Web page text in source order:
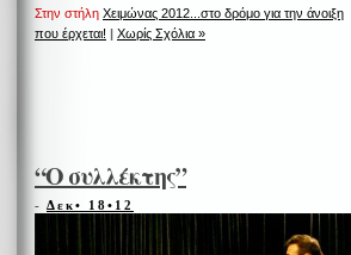
Στην στήλη Χειμώνας 2012...στο δρόμο για την άνοιξη
που έρχεται! | Χωρίς Σχόλια »
“Ο συλλέκτης”
- Δεκ• 18•12